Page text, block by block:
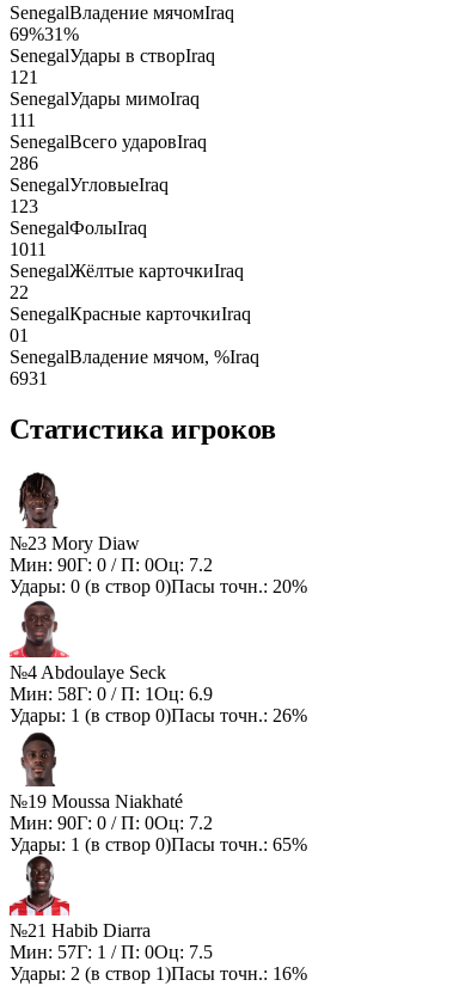
SenegalВладение мячомIraq
69%31%
SenegalУдары в створIraq
121
SenegalУдары мимоIraq
111
SenegalВсего ударовIraq
286
SenegalУгловыеIraq
123
SenegalФолыIraq
1011
SenegalЖёлтые карточкиIraq
22
SenegalКрасные карточкиIraq
01
SenegalВладение мячом, %Iraq
6931
Статистика игроков
№23 Mory Diaw
Мин: 90Г: 0 / П: 0Оц: 7.2
Удары: 0 (в створ 0)Пасы точн.: 20%
№4 Abdoulaye Seck
Мин: 58Г: 0 / П: 1Оц: 6.9
Удары: 1 (в створ 0)Пасы точн.: 26%
№19 Moussa Niakhaté
Мин: 90Г: 0 / П: 0Оц: 7.2
Удары: 1 (в створ 0)Пасы точн.: 65%
№21 Habib Diarra
Мин: 57Г: 1 / П: 0Оц: 7.5
Удары: 2 (в створ 1)Пасы точн.: 16%